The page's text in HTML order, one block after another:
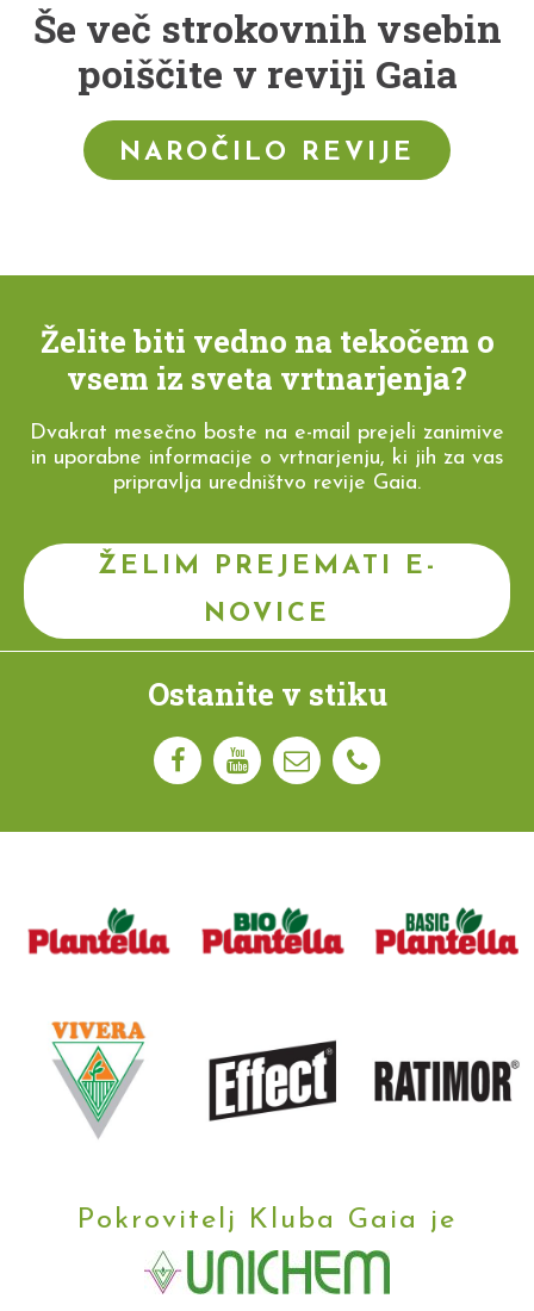
Še več strokovnih vsebin
poiščite v reviji Gaia
NAROČILO REVIJE
Želite biti vedno na tekočem o
vsem iz sveta vrtnarjenja?
Dvakrat mesečno boste na e-mail prejeli zanimive
in uporabne informacije o vrtnarjenju, ki jih za vas
pripravlja uredništvo revije Gaia.
ŽELIM PREJEMATI E-
NOVICE
Ostanite v stiku
Pokrovitelj Kluba Gaia je